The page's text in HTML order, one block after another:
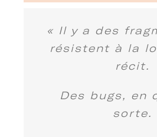
« Il y a des
résistent à la
récit.
Des bugs, en
sorte.